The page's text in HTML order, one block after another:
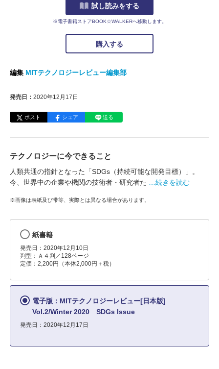
試し読みをする
※電子書籍ストアBOOK☆WALKERへ移動します。
購入する
編集 MITテクノロジーレビュー編集部
発売日： 2020年12月17日
ポスト シェア 送る
テクノロジーに今できること
人類共通の指針となった「SDGs（持続可能な開発目標）」。
今、世界中の企業や機関の技術者・研究者た
…続きを読む
※画像は表紙及び帯等、実際とは異なる場合があります。
紙書籍
発売日：2020年12月10日
判型：Ａ４判／128ページ
定価：2,200円（本体2,000円＋税）
電子版：MITテクノロジーレビュー[日本版]
Vol.2/Winter 2020 SDGs Issue
発売日：2020年12月17日